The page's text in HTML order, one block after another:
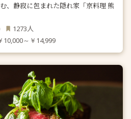
、静寂に包まれた隠れ家「京料理 熊
1273人
10,000～￥14,999